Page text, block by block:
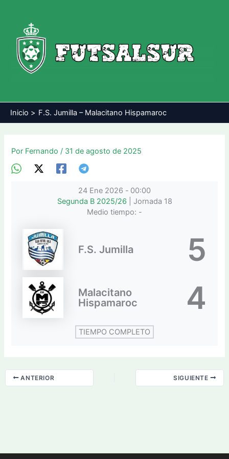
contenido
Inicio F.S. Jumilla – Malacitano Hispamaroc
Por Fernando/ 31 de agosto de 2025
24 Ene 2026 - 00:00
Segunda B 2025/26
| Jornada 18
Medio tiempo: -
F.S. Jumilla 5
Malacitano
Hispamaroc
4
TIEMPO COMPLETO
ANTERIOR SIGUIENTE